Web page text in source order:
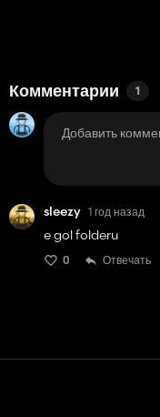
Комментарии 1
sleezy 1 год назад
e gol folderu
0 Отвечать